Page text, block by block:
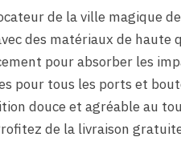
de la ville magique
des matériaux de
pour absorber les
pour tous les ports et
douce et agréable au
de la livraison